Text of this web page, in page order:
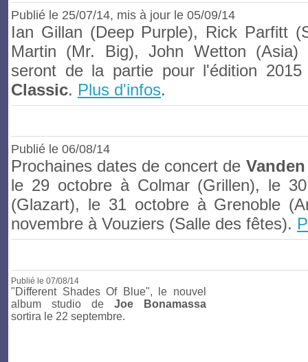
Publié le 25/07/14, mis à jour le 05/09/14
Ian Gillan (Deep Purple), Rick Parfitt
Martin (Mr. Big), John Wetton
seront de la partie pour l'édition
Classic. Plus d'infos.
Publié le 06/08/14
Prochaines dates de concert de
le 29 octobre à Colmar (Grillen), le
(Glazart), le 31 octobre à Grenoble
novembre à Vouziers (Salle des fêtes).
Publié le 07/08/14
"Different Shades Of Blue", le nouvel
album studio de Joe Bonamassa
sortira le 22 septembre.